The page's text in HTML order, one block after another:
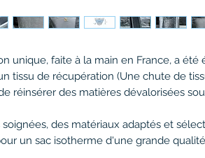
unique, faite à la main en France, a été
tissu de récupération (Une chute de
réinsérer des matières dévalorisées
soignées, des matériaux adaptés et
un sac isotherme d'une grande